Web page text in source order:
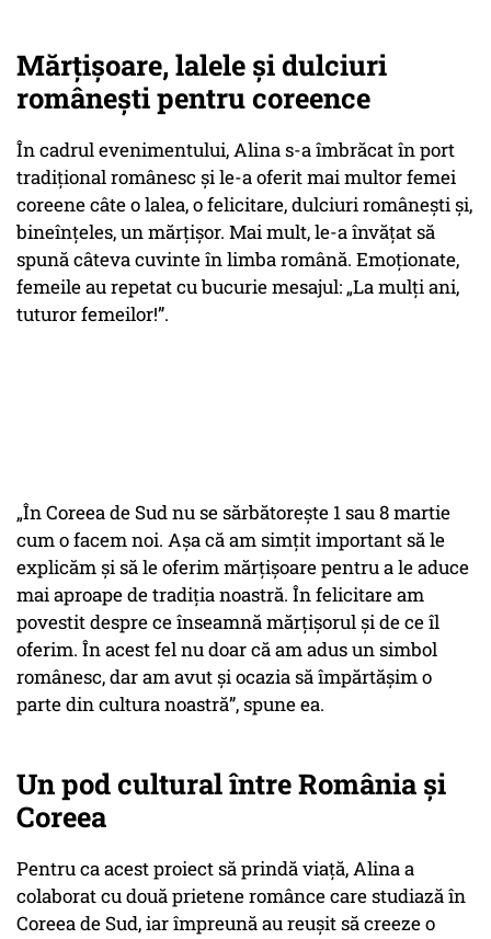
Mărțișoare, lalele și dulciuri
românești pentru coreence
În cadrul evenimentului, Alina s-a îmbrăcat în port
tradițional românesc și le-a oferit mai multor femei
coreene câte o lalea, o felicitare, dulciuri românești și,
bineînțeles, un mărțișor. Mai mult, le-a învățat să
spună câteva cuvinte în limba română. Emoționate,
femeile au repetat cu bucurie mesajul: „La mulți ani,
tuturor femeilor!”.
„În Coreea de Sud nu se sărbătorește 1 sau 8 martie
cum o facem noi. Așa că am simțit important să le
explicăm și să le oferim mărțișoare pentru a le aduce
mai aproape de tradiția noastră. În felicitare am
povestit despre ce înseamnă mărțișorul și de ce îl
oferim. În acest fel nu doar că am adus un simbol
românesc, dar am avut și ocazia să împărtășim o
parte din cultura noastră”,spune ea.
Un pod cultural între România și
Coreea
Pentru ca acest proiect să prindă viață, Alina a
colaborat cu două prietene românce care studiază în
Coreea de Sud, iar împreună au reușit să creeze o